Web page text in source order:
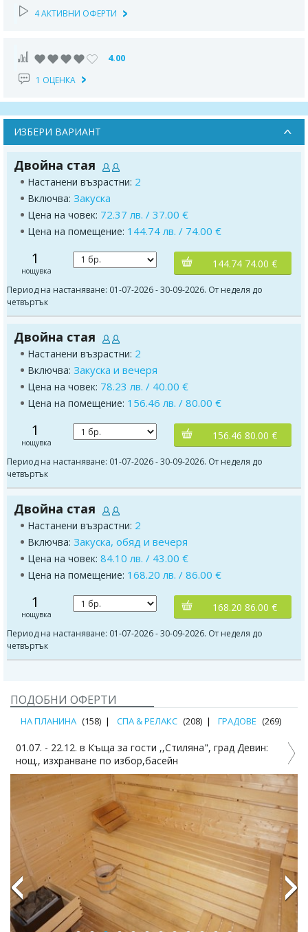
4 АКТИВНИ ОФЕРТИ
4.00
1 ОЦЕНКА
ИЗБЕРИ ВАРИАНТ
Двойна стая
Настанени възрастни: 2
Включва: Закуска
Цена на човек: 72.37 лв. / 37.00 €
Цена на помещение: 144.74 лв. / 74.00 €
1
нощувка
144.74 74.00 €
Период на настаняване: 01-07-2026 - 30-09-2026. От неделя до
четвъртък
Двойна стая
Настанени възрастни: 2
Включва: Закуска и вечеря
Цена на човек: 78.23 лв. / 40.00 €
Цена на помещение: 156.46 лв. / 80.00 €
1
нощувка
156.46 80.00 €
Период на настаняване: 01-07-2026 - 30-09-2026. От неделя до
четвъртък
Двойна стая
Настанени възрастни: 2
Включва: Закуска, обяд и вечеря
Цена на човек: 84.10 лв. / 43.00 €
Цена на помещение: 168.20 лв. / 86.00 €
1
нощувка
168.20 86.00 €
Период на настаняване: 01-07-2026 - 30-09-2026. От неделя до
четвъртък
ПОДОБНИ ОФЕРТИ
НА ПЛАНИНА (158) СПА & РЕЛАКС (208) ГРАДОВЕ (269)
01.07. - 22.12. в Къща за гости ,,Стиляна", град Девин:
нощ., изхранване по избор,басейн